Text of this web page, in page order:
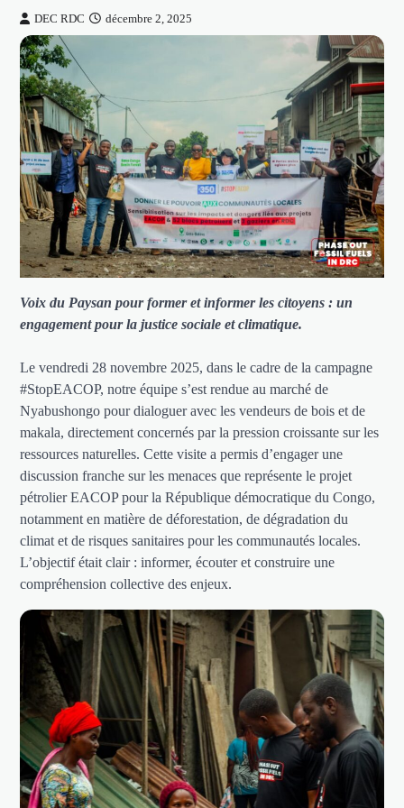
DEC RDC décembre 2, 2025
Voix du Paysan pour former et informer les citoyens : un
engagement pour la justice sociale et climatique.
Le vendredi 28 novembre 2025, dans le cadre de la campagne
#StopEACOP, notre équipe s’est rendue au marché de
Nyabushongo pour dialoguer avec les vendeurs de bois et de
makala, directement concernés par la pression croissante sur les
ressources naturelles. Cette visite a permis d’engager une
discussion franche sur les menaces que représente le projet
pétrolier EACOP pour la République démocratique du Congo,
notamment en matière de déforestation, de dégradation du
climat et de risques sanitaires pour les communautés locales.
L’objectif était clair : informer, écouter et construire une
compréhension collective des enjeux.